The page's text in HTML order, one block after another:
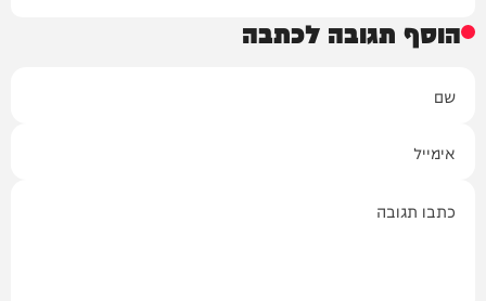
הוסף תגובה לכתבה